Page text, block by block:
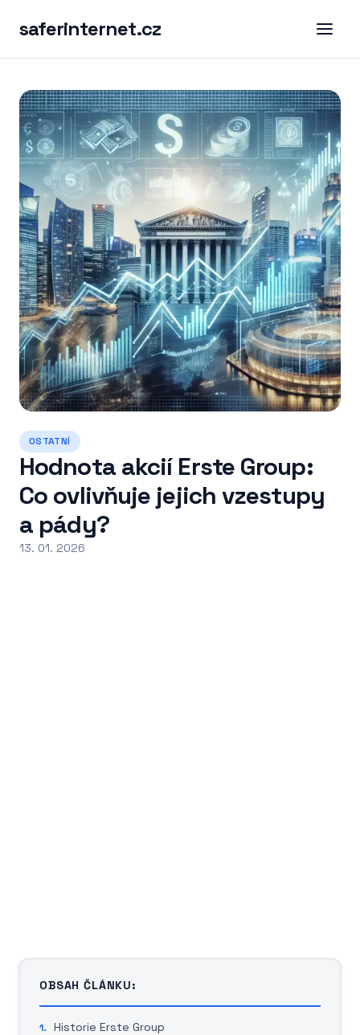
saferinternet.cz
OSTATNÍ
Hodnota akcií Erste Group:
Co ovlivňuje jejich vzestupy
a pády?
13. 01. 2026
OBSAH ČLÁNKU:
Historie Erste Group